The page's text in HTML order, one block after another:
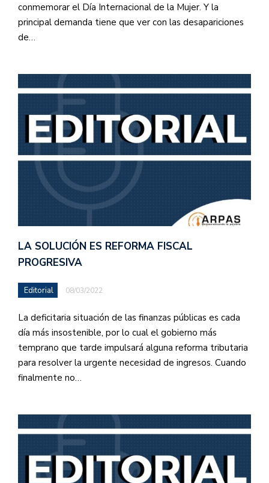
conmemorar el Día Internacional de la Mujer. Y la
principal demanda tiene que ver con las desapariciones
de…
LA SOLUCIÓN ES REFORMA FISCAL
PROGRESIVA
Editorial 08/03/2022
La deficitaria situación de las finanzas públicas es cada
día más insostenible, por lo cual el gobierno más
temprano que tarde impulsará alguna reforma tributaria
para resolver la urgente necesidad de ingresos. Cuando
finalmente no…